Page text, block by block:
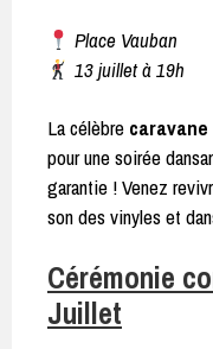
Place Vauban
13 juillet à 19h
La célèbre caravane
pour une soirée
garantie ! Venez
son des vinyles et
Cérémonie
Juillet